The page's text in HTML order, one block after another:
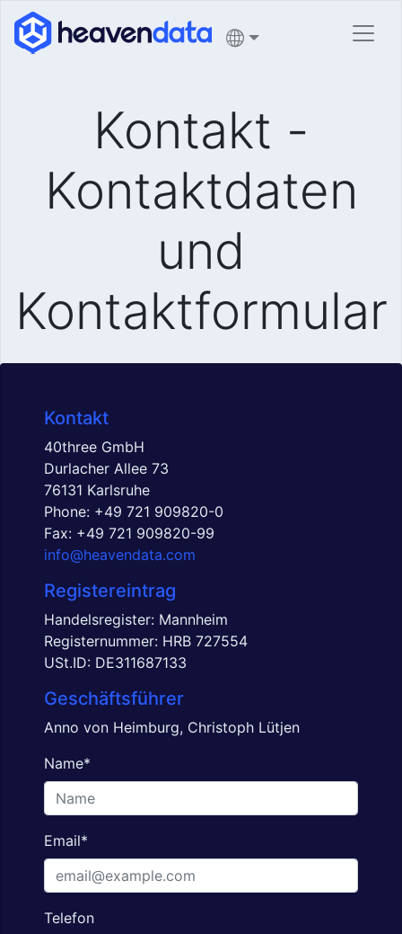
Kontakt -
Kontaktdaten
und
Kontaktformular
Kontakt
40three GmbH
Durlacher Allee 73
76131 Karlsruhe
Phone: +49 721 909820-0
Fax: +49 721 909820-99
info@heavendata.com
Registereintrag
Handelsregister: Mannheim
Registernummer: HRB 727554
USt.ID: DE311687133
Geschäftsführer
Anno von Heimburg, Christoph Lütjen
Name*
Email*
Telefon